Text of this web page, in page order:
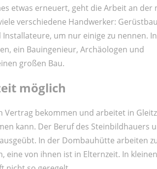
etwas erneuert, geht die Arbeit an der
verschiedene Handwerker:
um nur einige zu nennen.
ein Bauingenieur, Archäologen und
großen Bau.
möglich
bekommen und arbeitet in
kann. Der Beruf des Steinbildhauers
In der Dombauhütte arbeiten
eine von ihnen ist in Elternzeit. In kleinen